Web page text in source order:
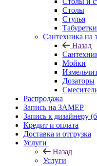
Столы
Стулья
Табуретки
Сантехника на
Назад
Мойки
Дозаторы
Распродажа
Запись на ЗАМЕР
Запись к дизайнеру
Кредит и оплата
Доставка и отгрузка
Услуги
Назад
Услуги